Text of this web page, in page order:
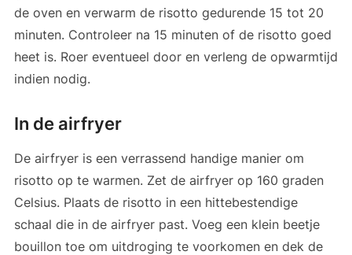
de oven en verwarm de risotto gedurende 15 tot 20
minuten. Controleer na 15 minuten of de risotto goed
heet is. Roer eventueel door en verleng de opwarmtijd
indien nodig.
In de airfryer
De airfryer is een verrassend handige manier om
risotto op te warmen. Zet de airfryer op 160 graden
Celsius. Plaats de risotto in een hittebestendige
schaal die in de airfryer past. Voeg een klein beetje
bouillon toe om uitdroging te voorkomen en dek de